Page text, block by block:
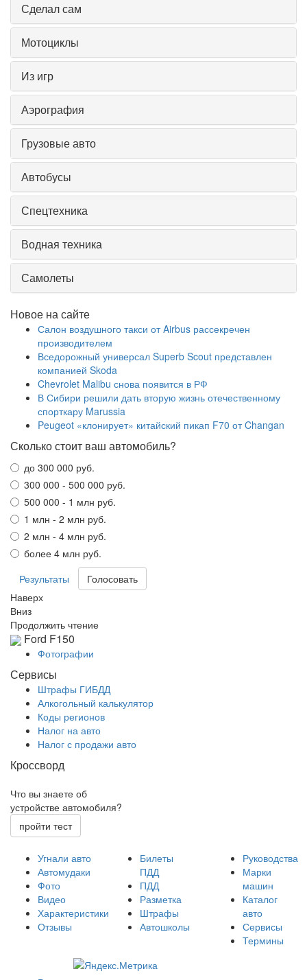
Сделал сам
Мотоциклы
Из игр
Аэрография
Грузовые авто
Автобусы
Спецтехника
Водная техника
Самолеты
Новое на сайте
Салон воздушного такси от Airbus рассекречен
производителем
Вседорожный универсал Superb Scout представлен
компанией Skoda
Chevrolet Malibu снова появится в РФ
В Сибири решили дать вторую жизнь отечественному
спорткару Marussia
Peugeot «клонирует» китайский пикап F70 от Changan
Сколько стоит ваш автомобиль?
до 300 000 руб.
300 000 - 500 000 руб.
500 000 - 1 млн руб.
1 млн - 2 млн руб.
2 млн - 4 млн руб.
более 4 млн руб.
Результаты
Наверх
Вниз
Продолжить чтение
Ford F150
Фотографии
Сервисы
Штрафы ГИБДД
Алкогольный калькулятор
Коды регионов
Налог на авто
Налог с продажи авто
Кроссворд
Что вы знаете об
устройстве автомобиля?
пройти тест
Угнали авто
Автомудаки
Фото
Видео
Характеристики
Отзывы
Билеты
ПДД
ПДД
Разметка
Штрафы
Автошколы
Руководства
Марки
машин
Каталог
авто
Сервисы
Термины